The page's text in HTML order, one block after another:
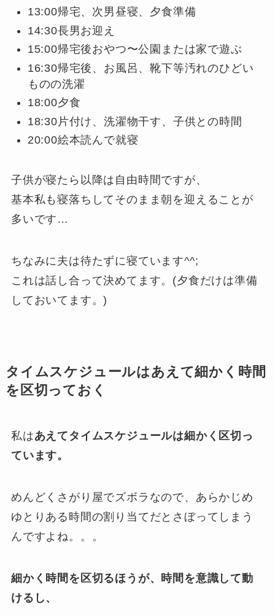
13:00帰宅、次男昼寝、夕食準備
14:30長男お迎え
15:00帰宅後おやつ〜公園または家で遊ぶ
16:30帰宅後、お風呂、靴下等汚れのひどい
ものの洗濯
18:00夕食
18:30片付け、洗濯物干す、子供との時間
20:00絵本読んで就寝
子供が寝たら以降は自由時間ですが、
基本私も寝落ちしてそのまま朝を迎えることが
多いです…
ちなみに夫は待たずに寝ています^^;
これは話し合って決めてます。(夕食だけは準備
しておいてます。)
タイムスケジュールはあえて細かく時間
を区切っておく
私はあえてタイムスケジュールは細かく区切っ
ています。
めんどくさがり屋でズボラなので、あらかじめ
ゆとりある時間の割り当てだとさぼってしまう
んですよね。。。
細かく時間を区切るほうが、時間を意識して動
けるし、